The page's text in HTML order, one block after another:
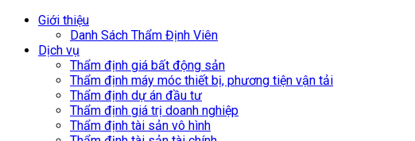
Giới thiệu
Danh Sách Thẩm Định Viên
Dịch vụ
Thẩm định giá bất động sản
Thẩm định máy móc thiết bị, phương tiện vận tải
Thẩm định dự án đầu tư
Thẩm định giá trị doanh nghiệp
Thẩm định tài sản vô hình